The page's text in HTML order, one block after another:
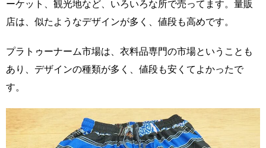
ーケット、観光地など、いろいろな所で売ってます。量販
店は、似たようなデザインが多く、値段も高めです。
プラトゥーナーム市場は、衣料品専門の市場ということも
あり、デザインの種類が多く、値段も安くてよかったで
す。